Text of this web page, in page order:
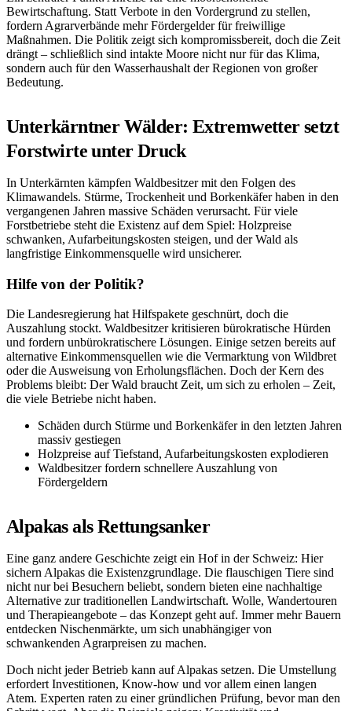
Bewirtschaftung. Statt Verbote in den Vordergrund zu stellen,
fordern Agrarverbände mehr Fördergelder für freiwillige
Maßnahmen. Die Politik zeigt sich kompromissbereit, doch die Zeit
drängt – schließlich sind intakte Moore nicht nur für das Klima,
sondern auch für den Wasserhaushalt der Regionen von großer
Bedeutung.
Unterkärntner Wälder: Extremwetter setzt
Forstwirte unter Druck
In Unterkärnten kämpfen Waldbesitzer mit den Folgen des
Klimawandels. Stürme, Trockenheit und Borkenkäfer haben in den
vergangenen Jahren massive Schäden verursacht. Für viele
Forstbetriebe steht die Existenz auf dem Spiel: Holzpreise
schwanken, Aufarbeitungskosten steigen, und der Wald als
langfristige Einkommensquelle wird unsicherer.
Hilfe von der Politik?
Die Landesregierung hat Hilfspakete geschnürt, doch die
Auszahlung stockt. Waldbesitzer kritisieren bürokratische Hürden
und fordern unbürokratischere Lösungen. Einige setzen bereits auf
alternative Einkommensquellen wie die Vermarktung von Wildbret
oder die Ausweisung von Erholungsflächen. Doch der Kern des
Problems bleibt: Der Wald braucht Zeit, um sich zu erholen – Zeit,
die viele Betriebe nicht haben.
Schäden durch Stürme und Borkenkäfer in den letzten Jahren
massiv gestiegen
Holzpreise auf Tiefstand, Aufarbeitungskosten explodieren
Waldbesitzer fordern schnellere Auszahlung von
Fördergeldern
Alpakas als Rettungsanker
Eine ganz andere Geschichte zeigt ein Hof in der Schweiz: Hier
sichern Alpakas die Existenzgrundlage. Die flauschigen Tiere sind
nicht nur bei Besuchern beliebt, sondern bieten eine nachhaltige
Alternative zur traditionellen Landwirtschaft. Wolle, Wandertouren
und Therapieangebote – das Konzept geht auf. Immer mehr Bauern
entdecken Nischenmärkte, um sich unabhängiger von
schwankenden Agrarpreisen zu machen.
Doch nicht jeder Betrieb kann auf Alpakas setzen. Die Umstellung
erfordert Investitionen, Know-how und vor allem einen langen
Atem. Experten raten zu einer gründlichen Prüfung, bevor man den